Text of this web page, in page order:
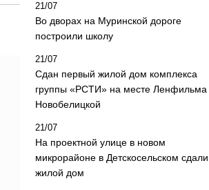
21/07
Во дворах на Муринской дороге
построили школу
21/07
Сдан первый жилой дом комплекса
группы «РСТИ» на месте Ленфильма
Новобелицкой
21/07
На проектной улице в новом
микрорайоне в Детскосельском сдали
жилой дом